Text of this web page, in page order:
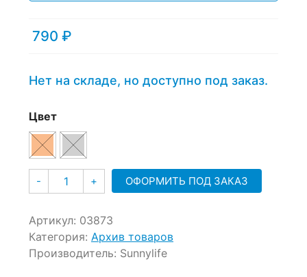
790 ₽
Нет на складе, но доступно под заказ.
Цвет
- Количество
+ ОФОРМИТЬ ПОД ЗАКАЗ
Артикул: 03873
Категория: Архив товаров
Производитель: Sunnylife